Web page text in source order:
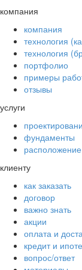
компания
компания
технология
технология
портфолио
примеры
отзывы
услуги
фундаменты
клиенту
как заказать
договор
важно знать
акции
оплата и
кредит и
вопрос/ответ